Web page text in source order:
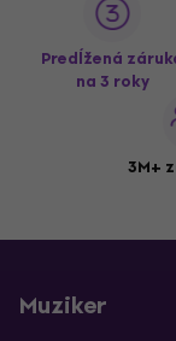
Predĺžená
na 3 roky
3M+
Muziker